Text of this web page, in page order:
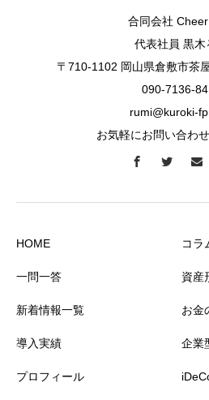
合同会社
代表社員 黒木
〒710-1102 岡山県倉敷市茶
090-7136-
rumi@kuroki-
お気軽にお問い合わせ
HOME
一問一答
新着情報一覧
導入実績
プロフィール
コラ
資産
お金
企業